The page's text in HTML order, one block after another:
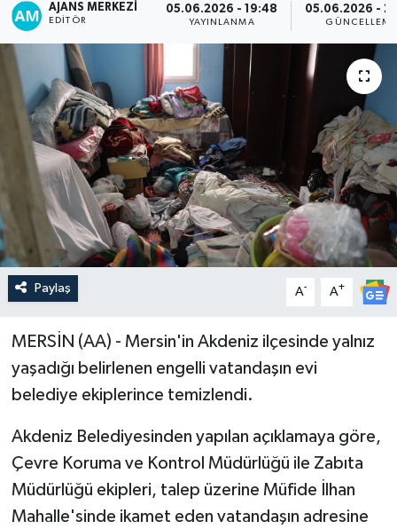
AJANS MERKEZI
EDITÖR
05.06.2026 - 19:48
YAYINLANMA
05.06.2026 -
GÜNCELLEME
Paylaş A- A+
MERSİN (AA) - Mersin'in Akdeniz ilçesinde yalnız
yaşadığı belirlenen engelli vatandaşın evi
belediye ekiplerince temizlendi.
Akdeniz Belediyesinden yapılan açıklamaya göre,
Çevre Koruma ve Kontrol Müdürlüğü ile Zabıta
Müdürlüğü ekipleri, talep üzerine Müfide İlhan
Mahalle'sinde ikamet eden vatandaşın adresine